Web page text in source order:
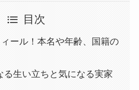
目次
ール！本名や年齢、国籍の
る生い立ちと気になる実家